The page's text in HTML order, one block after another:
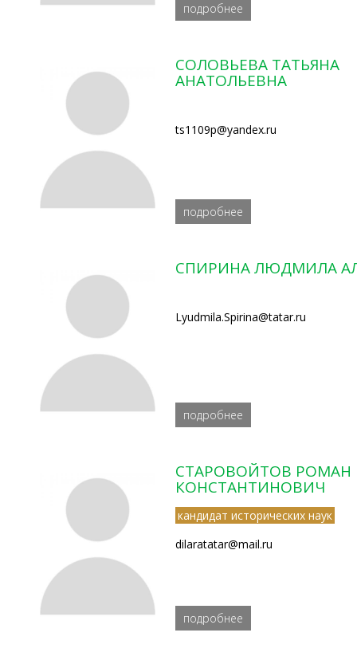
подробнее
СОЛОВЬЕВА ТАТЬЯНА
АНАТОЛЬЕВНА
ts1109p@yandex.ru
подробнее
СПИРИНА ЛЮДМИЛА
Lyudmila.Spirina@tatar.ru
подробнее
СТАРОВОЙТОВ РОМАН
КОНСТАНТИНОВИЧ
кандидат исторических наук
dilaratatar@mail.ru
подробнее